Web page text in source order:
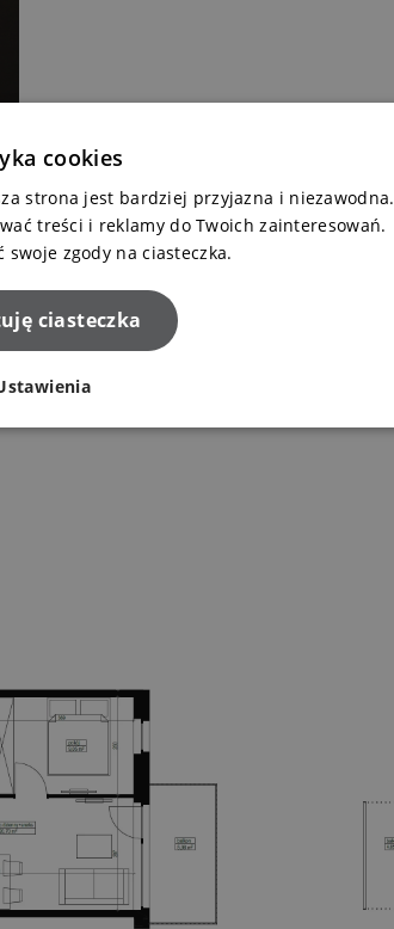
cookies
strona jest bardziej przyjazna i niezawodna.
treści i reklamy do Twoich zainteresowań.
swoje zgody na ciasteczka.
ciasteczka